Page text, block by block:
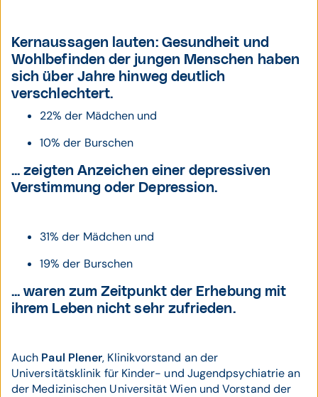
Kernaussagen lauten: Gesundheit und
Wohlbefinden der jungen Menschen haben
sich über Jahre hinweg deutlich
verschlechtert.
22% der Mädchen und
10% der Burschen
... zeigten Anzeichen einer depressiven
Verstimmung oder Depression.
31% der Mädchen und
19% der Burschen
... waren zum Zeitpunkt der Erhebung mit
ihrem Leben nicht sehr zufrieden.
Auch Paul Plener, Klinikvorstand an der
Universitätsklinik für Kinder- und Jugendpsychiatrie an
der Medizinischen Universität Wien und Vorstand der